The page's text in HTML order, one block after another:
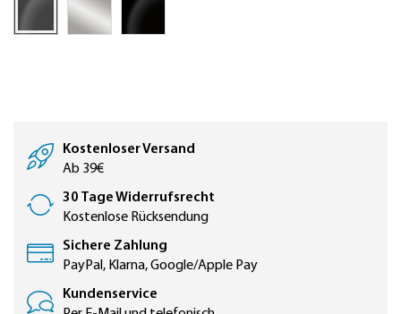
Kostenloser Versand
Ab 39€
30 Tage Widerrufsrecht
Kostenlose Rücksendung
Sichere Zahlung
PayPal, Klarna, Google/Apple Pay
Kundenservice